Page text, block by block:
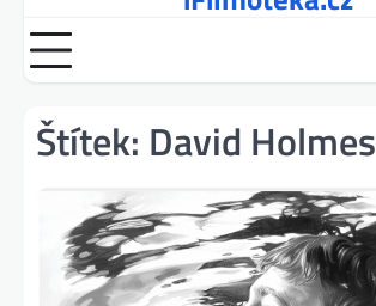
content
Štítek: David Holmes